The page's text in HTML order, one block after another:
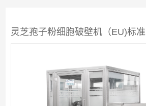
灵芝孢子粉细胞破壁机（EU)标准